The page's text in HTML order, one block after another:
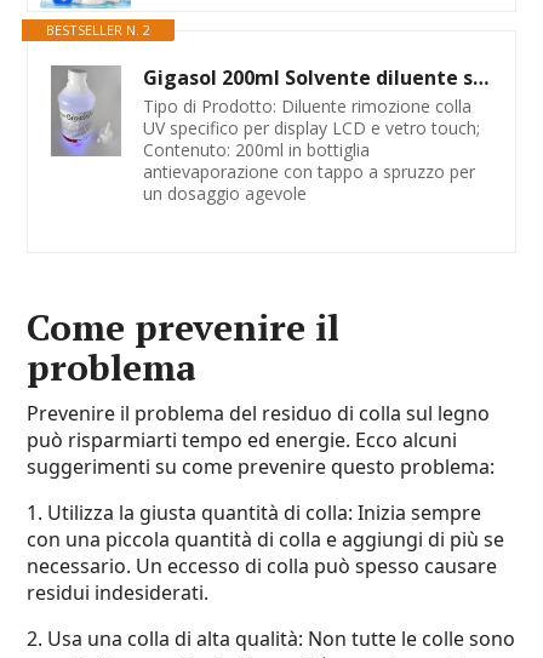
BESTSELLER N. 2
Gigasol 200ml Solvente diluente specifico rimozione Colla UV loca Display LCD Vetro Touch
Tipo di Prodotto: Diluente rimozione colla
UV specifico per display LCD e vetro touch;
Contenuto: 200ml in bottiglia
antievaporazione con tappo a spruzzo per
un dosaggio agevole
Come prevenire il
problema
Prevenire il problema del residuo di colla sul legno
può risparmiarti tempo ed energie. Ecco alcuni
suggerimenti su come prevenire questo problema:
1. Utilizza la giusta quantità di colla: Inizia sempre
con una piccola quantità di colla e aggiungi di più se
necessario. Un eccesso di colla può spesso causare
residui indesiderati.
2. Usa una colla di alta qualità: Non tutte le colle sono